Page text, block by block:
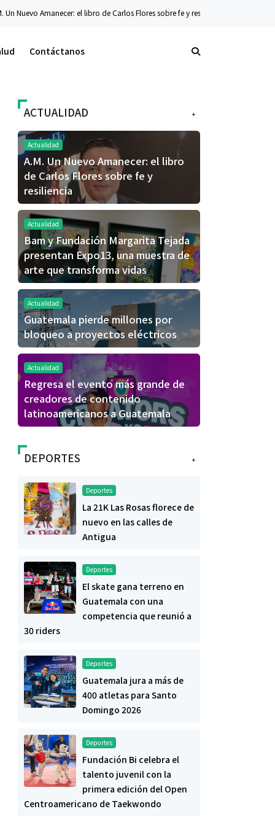
Flores sobre fe y resiliencia Tecnología La nueva serie Galaxy Z ya está
Contáctanos
+
ACTUALIDAD
Actualidad
A.M. Un Nuevo Amanecer: el libro
de Carlos Flores sobre fe y
resiliencia
Actualidad
Bam y Fundación Margarita Tejada
presentan Expo13, una muestra de
arte que transforma vidas
Actualidad
Guatemala pierde millones por
bloqueo a proyectos eléctricos
Actualidad
Regresa el evento más grande de
creadores de contenido
latinoamericanos a Guatemala
+
DEPORTES
Deportes
La 21K Las Rosas florece de
nuevo en las calles de
Antigua
Deportes
El skate gana terreno en
Guatemala con una
competencia que reunió a
30 riders
Deportes
Guatemala jura a más de
400 atletas para Santo
Domingo 2026
Deportes
Fundación Bi celebra el
talento juvenil con la
primera edición del Open
Centroamericano de Taekwondo